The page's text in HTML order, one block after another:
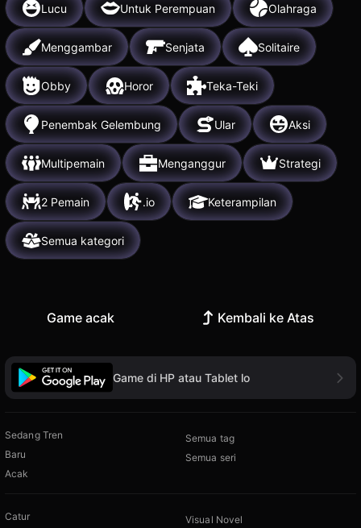
Lucu Untuk Perempuan Olahraga
Menggambar Senjata Solitaire
Obby Horor Teka-Teki
Penembak Gelembung Ular Aksi
Multipemain Menganggur Strategi
2 Pemain .io Keterampilan
Semua kategori
Game acak Kembali ke Atas
Game di HP atau Tablet lo
Sedang Tren
Baru
Acak
Semua tag
Semua seri
Catur
Visual Novel